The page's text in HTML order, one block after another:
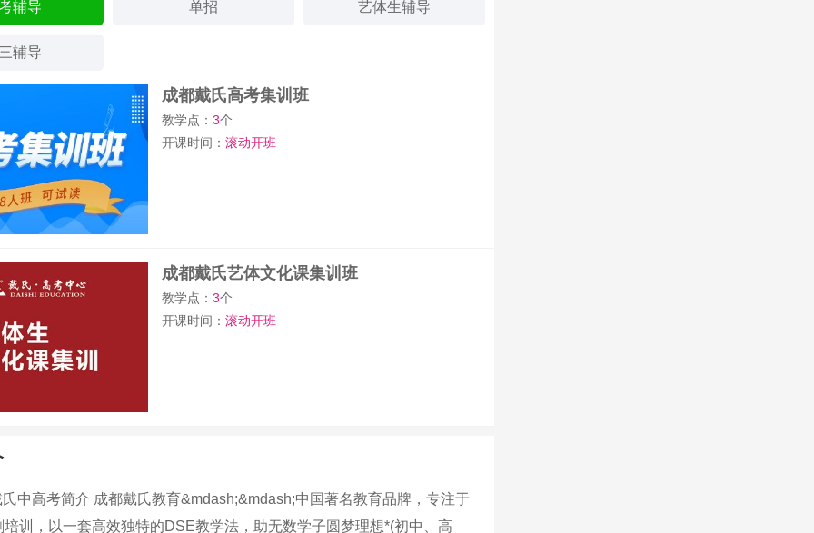
辅导 单招 艺体生辅导
辅导
成都戴氏高考集训班
教学点： 3个
开课时间： 滚动开班
成都戴氏艺体文化课集训班
教学点： 3个
开课时间： 滚动开班
考简介 成都戴氏教育&mdash;&mdash;中国著名教育品牌，专注于
培训，以一套高效独特的DSE教学法，助无数学子圆梦理想*(初中、高